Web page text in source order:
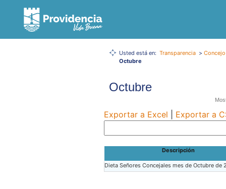
Usted está en: Transparencia >
Octubre
Octubre
Exportar a Excel Exportar a
Descripción
Dieta Señores Concejales mes de Octubre de